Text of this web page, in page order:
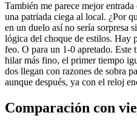
También me parece mejor
una patriada ciega al local. ¿Por
en un duelo así no sería sorpresa
lógica del choque de estilos. Hay
feo. O para un 1-0 apretado. Este
hilar más fino, el primer tiempo
dos llegan con razones de sobra
aunque después, ya con el reloj
Comparación con